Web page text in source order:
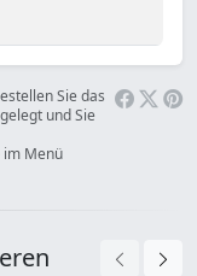
Sie das
und Sie
Menü